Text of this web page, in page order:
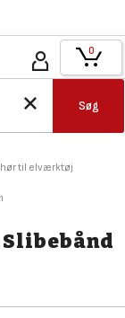
Søg
0
til elværktøj